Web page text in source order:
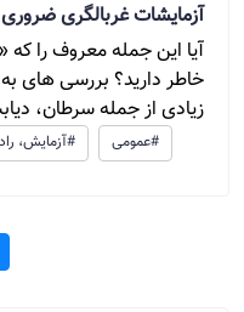
آزمایشات غربالگری ضروری
آیا این جمله معروف را
خاطر دارید؟ بررسی های
زیادی از جمله سرطان،
#آزمایش، #عمومی